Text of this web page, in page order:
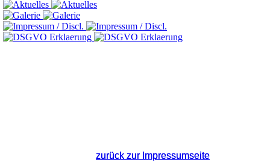
zurück zur Impressumseite
zurück zur Impressumseite